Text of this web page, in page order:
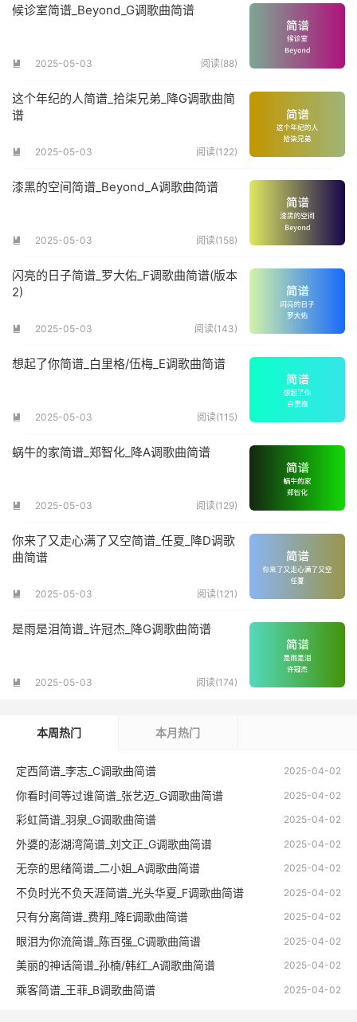
候诊室简谱_Beyond_G调歌曲简谱
 2025-05-03 阅读(88)
这个年纪的人简谱_拾柒兄弟_降G调歌曲简
谱
 2025-05-03 阅读(122)
漆黑的空间简谱_Beyond_A调歌曲简谱
 2025-05-03 阅读(158)
闪亮的日子简谱_罗大佑_F调歌曲简谱(版本
2)
 2025-05-03 阅读(143)
想起了你简谱_白里格/伍梅_E调歌曲简谱
 2025-05-03 阅读(115)
蜗牛的家简谱_郑智化_降A调歌曲简谱
 2025-05-03 阅读(129)
你来了又走心满了又空简谱_任夏_降D调歌
曲简谱
 2025-05-03 阅读(121)
是雨是泪简谱_许冠杰_降G调歌曲简谱
 2025-05-03 阅读(174)
本周热门 本月热门
2025-04-02
定西简谱_李志_C调歌曲简谱
2025-04-02
你看时间等过谁简谱_张艺迈_G调歌曲简谱
2025-04-02
彩虹简谱_羽泉_G调歌曲简谱
2025-04-02
外婆的澎湖湾简谱_刘文正_G调歌曲简谱
2025-04-02
无奈的思绪简谱_二小姐_A调歌曲简谱
2025-04-02
不负时光不负天涯简谱_光头华夏_F调歌曲简谱
2025-04-02
只有分离简谱_费翔_降E调歌曲简谱
2025-04-02
眼泪为你流简谱_陈百强_C调歌曲简谱
2025-04-02
美丽的神话简谱_孙楠/韩红_A调歌曲简谱
2025-04-02
乘客简谱_王菲_B调歌曲简谱